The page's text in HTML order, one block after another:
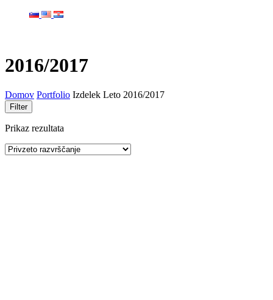
2016/2017
Domov Portfolio Izdelek Leto 2016/2017
Filter
Prikaz rezultata